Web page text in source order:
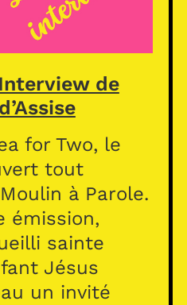
de
for Two, le
tout
à Parole.
émission,
sainte
Jésus
un invité